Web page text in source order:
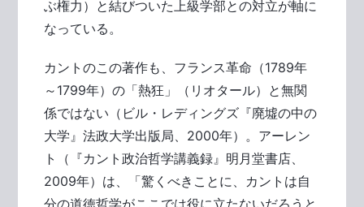
ぶ権力）と結びついた上級学部との対立が軸に
なっている。
カントのこの著作も、フランス革命（1789年
～1799年）の「熱狂」（リオタール）と無関
係ではない（ビル・レディングズ『廃墟の中の
大学』法政大学出版局、2000年）。アーレン
ト（『カント政治哲学講義録』明月堂書店、
2009年）は、「驚くべきことに、カントは自
分の道徳哲学がここでは役に立たないだろうと